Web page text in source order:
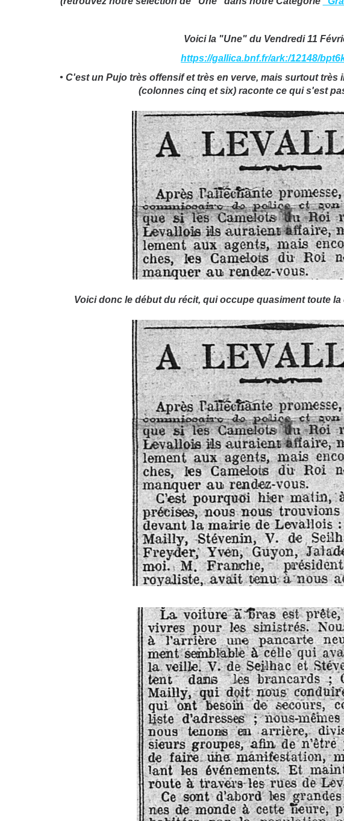
Voici la "Une" du Vendredi 11
https://gallica.bnf.fr/ark:/12148/
• C'est un Pujo très offensif et très en verve, mais surtout
(colonnes cinq et six) raconte ce qui s'est
Voici donc le début du récit, qui occupe quasiment toute